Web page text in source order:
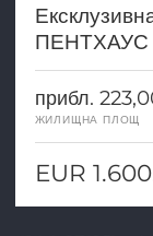
прибл.
ЖИЛИЩНА ПЛОЩ
EUR